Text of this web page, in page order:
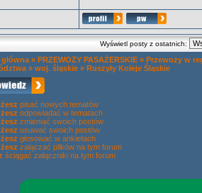
Wyświetl posty z ostatnich:
» PRZEWOZY PASAŻERSKIE » Przewozy w
» woj. śląskie » Ruszyły Koleje Śląskie
pisać nowych tematów
odpowiadać w tematach
zmieniać swoich postów
usuwać swoich postów
głosować w ankietach
załączać plików na tym forum
ściągać załączniki na tym forum